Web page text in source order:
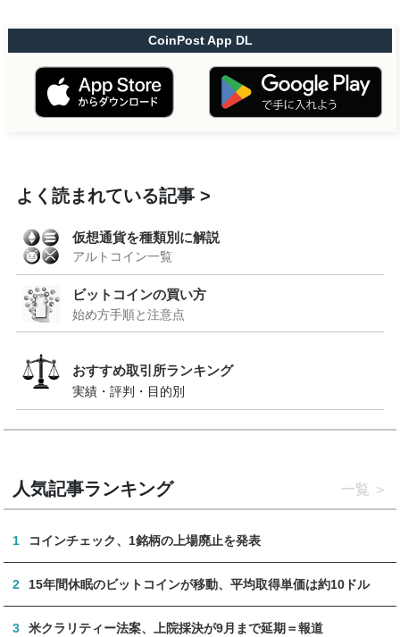
CoinPost App DL
よく読まれている記事
仮想通貨を種類別に解説
アルトコイン一覧
ビットコインの買い方
始め方手順と注意点
おすすめ取引所ランキング
実績・評判・目的別
人気記事ランキング 一覧
1 コインチェック、1銘柄の上場廃止を発表
2 15年間休眠のビットコインが移動、平均取得単価は約10ドル
3 米クラリティー法案、上院採決が9月まで延期＝報道